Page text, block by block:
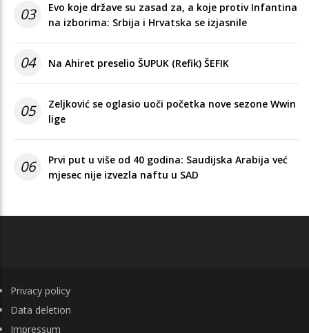
03
Evo koje države su zasad za, a koje protiv Infantina
na izborima: Srbija i Hrvatska se izjasnile
04 Na Ahiret preselio ŠUPUK (Refik) ŠEFIK
05
Zeljković se oglasio uoči početka nove sezone Wwin
lige
06
Prvi put u više od 40 godina: Saudijska Arabija već
mjesec nije izvezla naftu u SAD
FOOTER
Privacy policy
Data deletion
Impressum